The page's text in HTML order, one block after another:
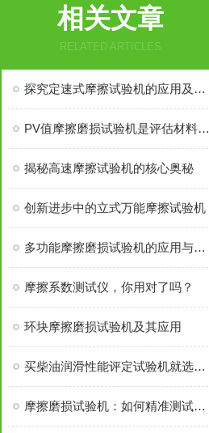
相关文章
RELATED ARTICLES
探究定速式摩擦试验机的应用及发展趋势
PV值摩擦磨损试验机是评估材料性能的重要工具
揭秘高速摩擦试验机的核心奥秘
创新进步中的立式万能摩擦试验机
多功能摩擦磨损试验机的应用与发展
摩擦系数测试仪，你用对了吗？
环块摩擦磨损试验机及其应用
买柴油润滑性能评定试验机就选济南益华
摩擦磨损试验机：如何精准测试材料耐久性？